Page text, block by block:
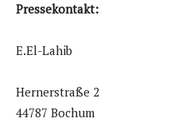
Pressekontakt:
E.El-Lahib
Hernerstraße 2
44787 Bochum